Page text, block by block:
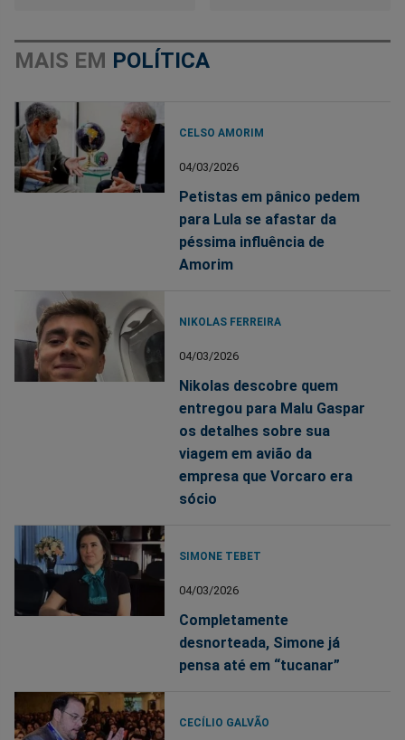
MAIS EM POLÍTICA
CELSO AMORIM
04/03/2026
Petistas em pânico pedem
para Lula se afastar da
péssima influência de
Amorim
NIKOLAS FERREIRA
04/03/2026
Nikolas descobre quem
entregou para Malu Gaspar
os detalhes sobre sua
viagem em avião da
empresa que Vorcaro era
sócio
SIMONE TEBET
04/03/2026
Completamente
desnorteada, Simone já
pensa até em “tucanar”
CECÍLIO GALVÃO